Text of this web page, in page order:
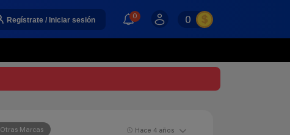
Regístrate / Iniciar sesión 0 0
Otras Marcas Hace 4 años